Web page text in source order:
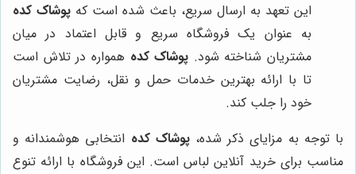
این تعهد به ارسال سریع، باعث شده است که پوشاک کده
به عنوان یک فروشگاه سریع و قابل اعتماد در میان
مشتریان شناخته شود. پوشاک کده همواره در تلاش است
تا با ارائه بهترین خدمات حمل و نقل، رضایت مشتریان
خود را جلب کند.
با توجه به مزایای ذکر شده،پوشاک کده انتخابی هوشمندانه و
مناسب برای خرید آنلاین لباس است. این فروشگاه با ارائه تنوع